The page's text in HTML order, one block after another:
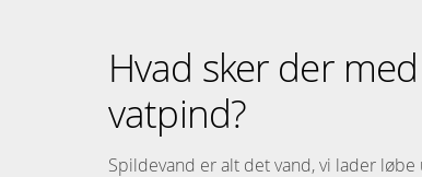
Hvad sker der
vatpind?
Spildevand er alt det vand, vi lader